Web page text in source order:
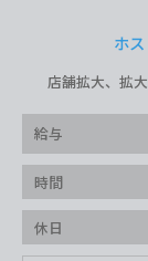
ホ
店舗拡大、拡
給与
時間
休日